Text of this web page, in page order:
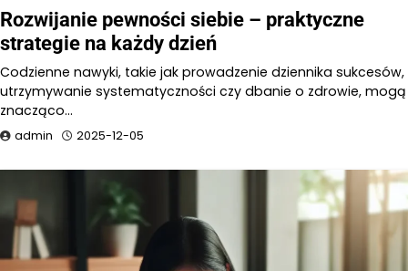
Rozwijanie pewności siebie – praktyczne
strategie na każdy dzień
Codzienne nawyki, takie jak prowadzenie dziennika sukcesów,
utrzymywanie systematyczności czy dbanie o zdrowie, mogą
znacząco…
admin 2025-12-05